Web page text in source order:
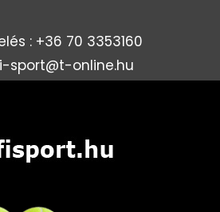
: +36 70 3353160
sport@t-online.hu